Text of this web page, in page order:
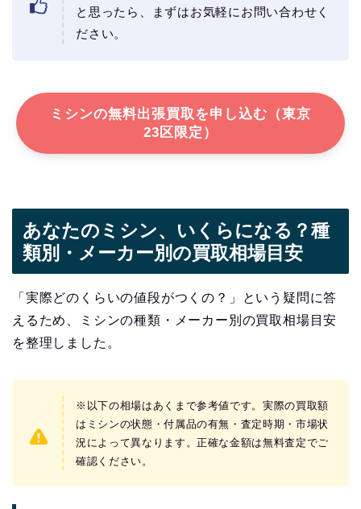
と思ったら、まずはお気軽にお問い合わせく
ださい。
ミシンの無料出張買取を申し込む（東京
23区限定）
あなたのミシン、いくらになる？種
類別・メーカー別の買取相場目安
「実際どのくらいの値段がつくの？」という疑問に答
えるため、ミシンの種類・メーカー別の買取相場目安
を整理しました。
※以下の相場はあくまで参考値です。実際の買取額
はミシンの状態・付属品の有無・査定時期・市場状
況によって異なります。正確な金額は無料査定でご
確認ください。